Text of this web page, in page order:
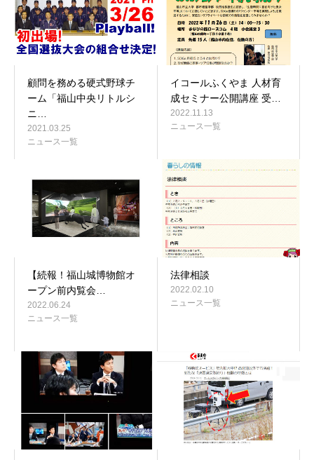
顧問を務める硬式野球チ
ーム「福山中央リトルシ
ニ…
2021.03.25
ニュース一覧
イコールふくやま 人材育
成セミナー公開講座 受…
2022.11.13
ニュース一覧
【続報！福山城博物館オ
ープン前内覧会…
2022.06.24
ニュース一覧
法律相談
2022.02.10
ニュース一覧